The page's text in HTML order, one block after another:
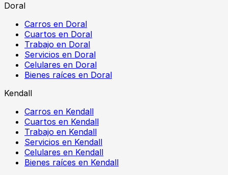
Doral
Carros en Doral
Cuartos en Doral
Trabajo en Doral
Servicios en Doral
Celulares en Doral
Bienes raíces en Doral
Kendall
Carros en Kendall
Cuartos en Kendall
Trabajo en Kendall
Servicios en Kendall
Celulares en Kendall
Bienes raíces en Kendall